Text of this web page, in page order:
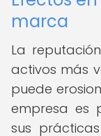
marca
La
activos más
puede
empresa es
sus